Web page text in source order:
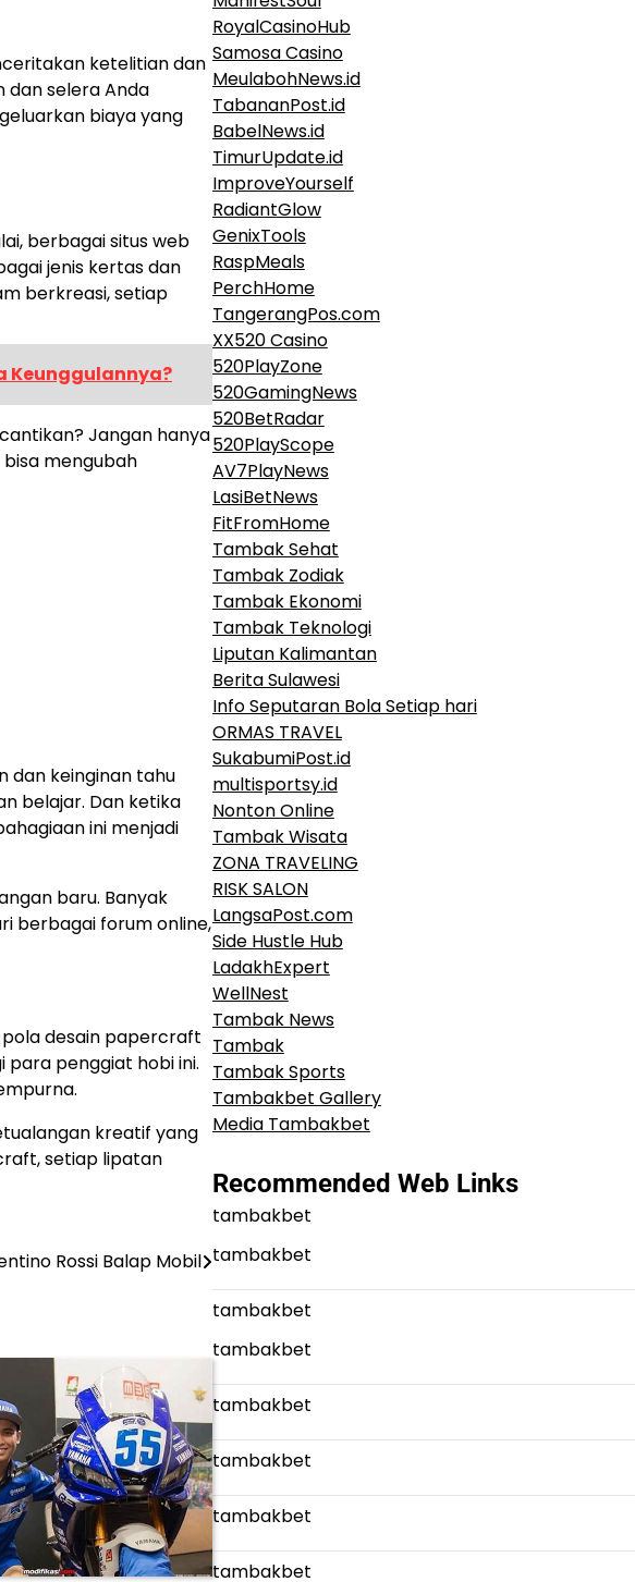
ketelitian dan
dan selera Anda
biaya yang
berbagai situs web
jenis kertas dan
berkreasi, setiap
Keunggulannya?
Jangan hanya
mengubah
dan keinginan tahu
belajar. Dan ketika
ini menjadi
baru. Banyak
berbagai forum online,
desain papercraft
para penggiat hobi ini.
kreatif yang
setiap lipatan
Rossi Balap Mobil
RoyalCasinoHub
Samosa Casino
MeulabohNews.id
TabananPost.id
BabelNews.id
TimurUpdate.id
ImproveYourself
RadiantGlow
GenixTools
RaspMeals
PerchHome
TangerangPos.com
XX520 Casino
520PlayZone
520GamingNews
520BetRadar
520PlayScope
AV7PlayNews
LasiBetNews
FitFromHome
Tambak Sehat
Tambak Zodiak
Tambak Ekonomi
Tambak Teknologi
Liputan Kalimantan
Berita Sulawesi
Info Seputaran Bola Setiap hari
ORMAS TRAVEL
SukabumiPost.id
multisportsy.id
Nonton Online
Tambak Wisata
ZONA TRAVELING
RISK SALON
LangsaPost.com
Side Hustle Hub
LadakhExpert
WellNest
Tambak News
Tambak
Tambak Sports
Tambakbet Gallery
Media Tambakbet
Recommended Web Links
tambakbet
tambakbet
tambakbet
tambakbet
tambakbet
tambakbet
tambakbet
tambakbet